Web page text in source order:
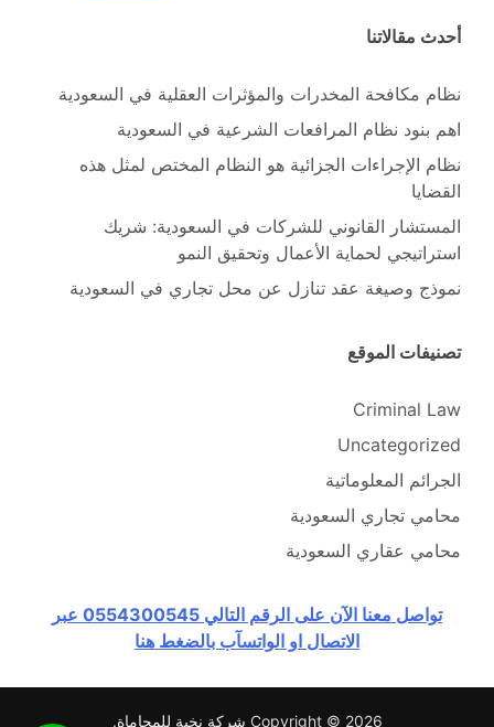
أحدث مقالاتنا
نظام مكافحة المخدرات والمؤثرات العقلية في السعودية
اهم بنود نظام المرافعات الشرعية في السعودية
نظام الإجراءات الجزائية هو النظام المختص لمثل هذه
القضايا
المستشار القانوني للشركات في السعودية: شريك
استراتيجي لحماية الأعمال وتحقيق النمو
نموذج وصيغة عقد تنازل عن محل تجاري في السعودية
تصنيفات الموقع
Criminal Law
Uncategorized
الجرائم المعلوماتية
محامي تجاري السعودية
محامي عقاري السعودية
تواصل معنا الآن على الرقم التالي 0554300545 عبر
الاتصال او الواتسآب بالضغط هنا
Copyright © 2026 شركة نخبة للمحاماة.